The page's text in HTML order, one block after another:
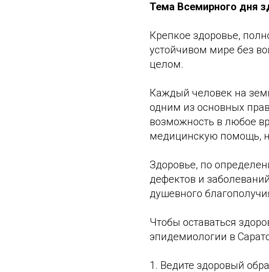
Тема Всемирного дня
Крепкое здоровье,
устойчивом мире без
целом.
Каждый человек на
одним из основных
возможность в любое
медицинскую помощь,
Здоровье, по
дефектов и
душевного
Чтобы оставаться
эпидемиологии в
1. Ведите здоровый